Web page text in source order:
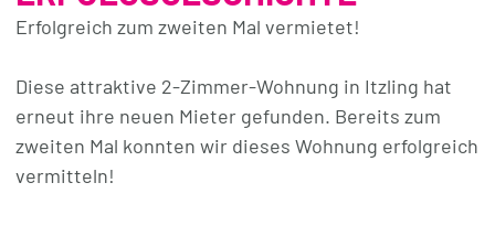
Erfolgreich zum zweiten Mal vermietet!
Diese attraktive 2-Zimmer-Wohnung in Itzling hat
erneut ihre neuen Mieter gefunden. Bereits zum
zweiten Mal konnten wir dieses Wohnung erfolgreich
vermitteln!